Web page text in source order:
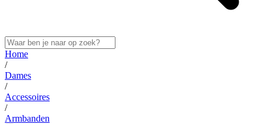
Home
/
Dames
/
Accessoires
/
Armbanden